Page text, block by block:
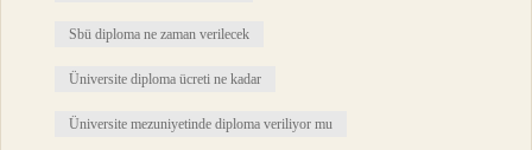
Sbü diploma ne zaman verilecek
Üniversite diploma ücreti ne kadar
Üniversite mezuniyetinde diploma veriliyor mu